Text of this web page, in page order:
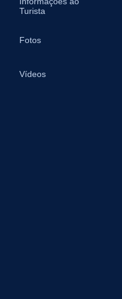
Turista
Fotos
Vídeos